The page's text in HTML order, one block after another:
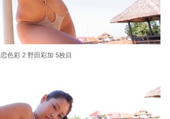
恋色彩 2 野田彩加 5枚目